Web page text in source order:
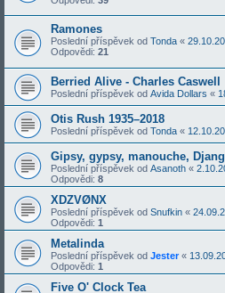
Ramones
Poslední příspěvek od Tonda «
Odpovědi: 21
Berried Alive - Charles Caswell
Poslední příspěvek od Avida Dollars «
Otis Rush 1935–2018
Poslední příspěvek od Tonda «
Gipsy, gypsy, manouche,
Poslední příspěvek od Asanoth «
Odpovědi: 8
XDZVØNX
Poslední příspěvek od Snufkin «
Odpovědi: 1
Metalinda
Poslední příspěvek od Jester«
Odpovědi: 1
Five O' Clock Tea